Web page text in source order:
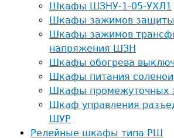
Шкафы ШЗНУ-1-05-УХЛ1
Шкафы зажимов
Шкафы зажимов
напряжения ШЗН
Шкафы обогрева
Шкафы питания
Шкафы промежуточных
Шкаф управления
ШУР
Релейные шкафы типа РШ